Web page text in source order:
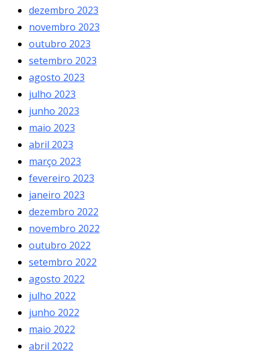
dezembro 2023
novembro 2023
outubro 2023
setembro 2023
agosto 2023
julho 2023
junho 2023
maio 2023
abril 2023
março 2023
fevereiro 2023
janeiro 2023
dezembro 2022
novembro 2022
outubro 2022
setembro 2022
agosto 2022
julho 2022
junho 2022
maio 2022
abril 2022